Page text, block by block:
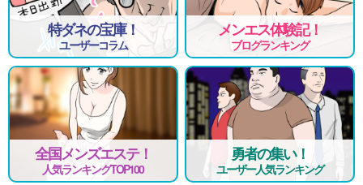
特ダネの宝庫！
ユーザーコラム
メンエス体験記！
ブログランキング
全国メンズエステ！
人気ランキングTOP100
勇者の集い！
ユーザー人気ランキング